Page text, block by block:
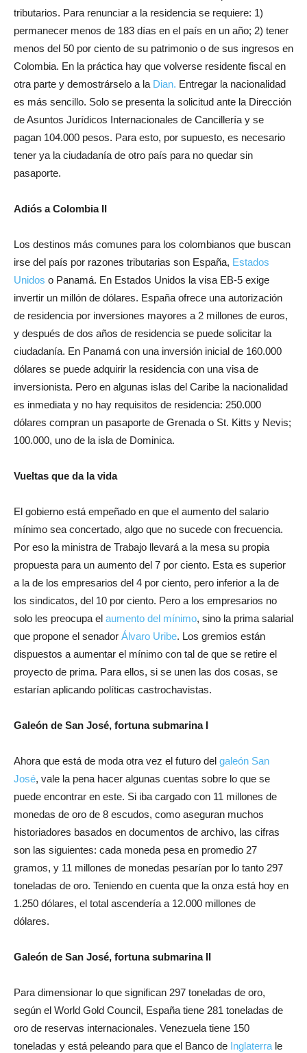
tributarios. Para renunciar a la residencia se requiere: 1)
permanecer menos de 183 días en el país en un año; 2) tener
menos del 50 por ciento de su patrimonio o de sus ingresos en
Colombia. En la práctica hay que volverse residente fiscal en
otra parte y demostrárselo a la Dian. Entregar la nacionalidad
es más sencillo. Solo se presenta la solicitud ante la Dirección
de Asuntos Jurídicos Internacionales de Cancillería y se
pagan 104.000 pesos. Para esto, por supuesto, es necesario
tener ya la ciudadanía de otro país para no quedar sin
pasaporte.
Adiós a Colombia II
Los destinos más comunes para los colombianos que buscan
irse del país por razones tributarias son España, Estados
Unidos o Panamá. En Estados Unidos la visa EB-5 exige
invertir un millón de dólares. España ofrece una autorización
de residencia por inversiones mayores a 2 millones de euros,
y después de dos años de residencia se puede solicitar la
ciudadanía. En Panamá con una inversión inicial de 160.000
dólares se puede adquirir la residencia con una visa de
inversionista. Pero en algunas islas del Caribe la nacionalidad
es inmediata y no hay requisitos de residencia: 250.000
dólares compran un pasaporte de Grenada o St. Kitts y Nevis;
100.000, uno de la isla de Dominica.
Vueltas que da la vida
El gobierno está empeñado en que el aumento del salario
mínimo sea concertado, algo que no sucede con frecuencia.
Por eso la ministra de Trabajo llevará a la mesa su propia
propuesta para un aumento del 7 por ciento. Esta es superior
a la de los empresarios del 4 por ciento, pero inferior a la de
los sindicatos, del 10 por ciento. Pero a los empresarios no
solo les preocupa el aumento del mínimo, sino la prima salarial
que propone el senador Álvaro Uribe. Los gremios están
dispuestos a aumentar el mínimo con tal de que se retire el
proyecto de prima. Para ellos, si se unen las dos cosas, se
estarían aplicando políticas castrochavistas.
Galeón de San José, fortuna submarina I
Ahora que está de moda otra vez el futuro del galeón San
José, vale la pena hacer algunas cuentas sobre lo que se
puede encontrar en este. Si iba cargado con 11 millones de
monedas de oro de 8 escudos, como aseguran muchos
historiadores basados en documentos de archivo, las cifras
son las siguientes: cada moneda pesa en promedio 27
gramos, y 11 millones de monedas pesarían por lo tanto 297
toneladas de oro. Teniendo en cuenta que la onza está hoy en
1.250 dólares, el total ascendería a 12.000 millones de
dólares.
Galeón de San José, fortuna submarina II
Para dimensionar lo que significan 297 toneladas de oro,
según el World Gold Council, España tiene 281 toneladas de
oro de reservas internacionales. Venezuela tiene 150
toneladas y está peleando para que el Banco de Inglaterra le